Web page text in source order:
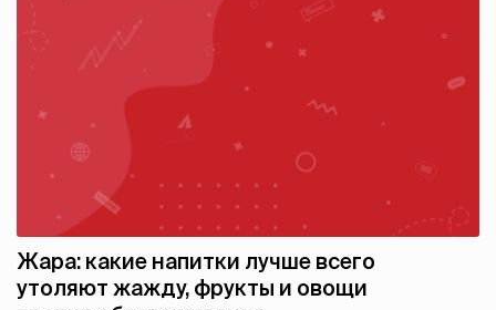
Жара: какие напитки лучше всего
утоляют жажду, фрукты и овощи